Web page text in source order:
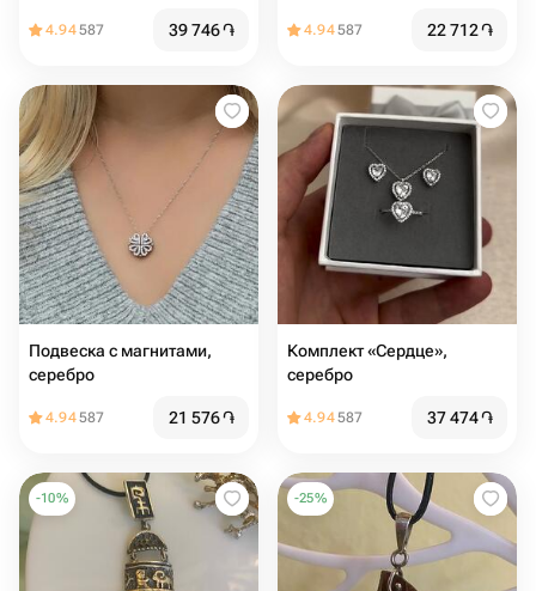
4.94587 39 746֏ 4.94587 22 712֏
Подвеска с магнитами,
серебро
4.94587 21 576֏
Комплект «Сердце»,
серебро
4.94587 37 474֏
-10% -25%